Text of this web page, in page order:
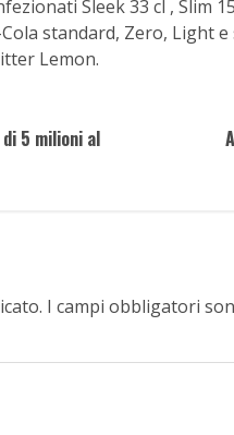
Sleek 33 cl , Slim
standard, Zero, Light
Lemon.
5 milioni al
I campi obbligatori